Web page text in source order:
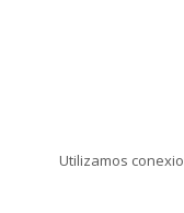
Utilizamos